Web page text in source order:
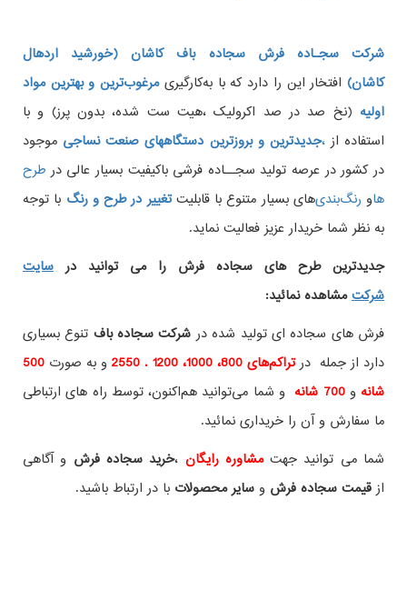
شرکت سجـاده فرش سجاده باف کاشان (خورشید اردهال
کاشان) افتخار این را دارد که با به‌کارگیریمرغوب‌ترین و بهترین مواد
اولیه (نخ صد در صد اکرولیک ،هیت ست شده، بدون پرز) و با
استفاده ازجدیدترین و بروزترین دستگاههای صنعت نساجی،
موجود
در کشور در عرصه تولید سجــاده فرشی باکیفیت بسیار عالی درطرح
هاو های بسیار متنوع با قابلیتتغییر در طرح و رنگ با توجه
به نظر شما خریدار عزیز فعالیت نماید.
جدیدترین طرح های سجاده فرش را می توانید در سایت
شرکتمشاهده نمائید:
فرش های سجاده ای تولید شده درشرکت سجاده باف تنوع بسیاری
دارد از جمله درتراکم‌های 800، 1000، 1200 . 2550 و به صورت 500
شانه و700 شانه
و شما می‌توانید هم‌اکنون، توسط راه های ارتباطی
ما سفارش و آن را خریداری نمائید.
شما می توانید جهت مشاوره رایگان ،خرید سجاده فرش و آگاهی
ازقیمت سجاده فرش وسایر محصولات با در ارتباط باشید.